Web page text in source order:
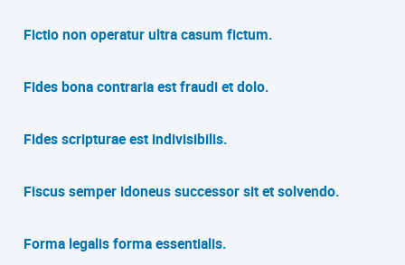
Fictio non operatur ultra casum fictum.
Fides bona contraria est fraudi et dolo.
Fides scripturae est indivisibilis.
Fiscus semper idoneus successor sit et solvendo.
Forma legalis forma essentialis.